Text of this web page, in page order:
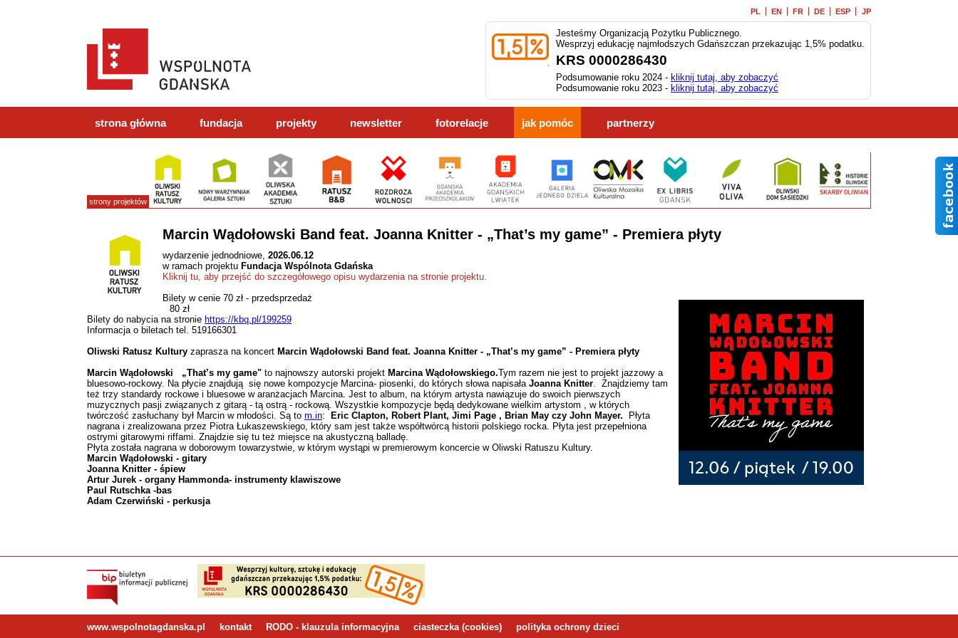
PL EN FR DE ESP JP
Jesteśmy Organizacją Pożytku Publicznego.
Wesprzyj edukację najmłodszych Gdańszczan przekazując 1,5% podatku.
KRS 0000286430
Podsumowanie roku 2024 - kliknij tutaj, aby zobaczyć
Podsumowanie roku 2023 - kliknij tutaj, aby zobaczyć
strona główna fundacja projekty newsletter fotorelacje jak pomóc partnerzy
strony projektów
Marcin Wądołowski Band feat. Joanna Knitter - „That’s my game” - Premiera płyty
wydarzenie jednodniowe, 2026.06.12
w ramach projektu Fundacja Wspólnota Gdańska
Kliknij tu, aby przejść do szczegółowego opisu wydarzenia na stronie projektu.
Bilety w cenie 70 zł - przedsprzedaż
80 zł
Bilety do nabycia na stronie https://kbq.pl/199259
Informacja o biletach tel. 519166301
Oliwski Ratusz Kultury zaprasza na koncert Marcin Wądołowski Band feat. Joanna Knitter - „That’s my game” - Premiera płyty
Marcin Wądołowski „That’s my game" to najnowszy autorski projekt Marcina Wądołowskiego.Tym razem nie jest to projekt jazzowy a
bluesowo-rockowy. Na płycie znajdują się nowe kompozycje Marcina- piosenki, do których słowa napisała Joanna Knitter. Znajdziemy tam
też trzy standardy rockowe i bluesowe w aranżacjach Marcina. Jest to album, na którym artysta nawiązuje do swoich pierwszych
muzycznych pasji związanych z gitarą - tą ostrą - rockową. Wszystkie kompozycje będą dedykowane wielkim artystom , w których
twórczość zasłuchany był Marcin w młodości. Są to m.in: Eric Clapton, Robert Plant, Jimi Page , Brian May czy John Mayer. Płyta
nagrana i zrealizowana przez Piotra Łukaszewskiego, który sam jest także współtwórcą historii polskiego rocka. Płyta jest przepełniona
ostrymi gitarowymi riffami. Znajdzie się tu też miejsce na akustyczną balladę.
Płyta została nagrana w doborowym towarzystwie, w którym wystąpi w premierowym koncercie w Oliwski Ratuszu Kultury.
Marcin Wądołowski - gitary
Joanna Knitter - śpiew
Artur Jurek - organy Hammonda- instrumenty klawiszowe
Paul Rutschka -bas
Adam Czerwiński - perkusja
www.wspolnotagdanska.pl kontakt RODO - klauzula informacyjna ciasteczka (cookies) polityka ochrony dzieci